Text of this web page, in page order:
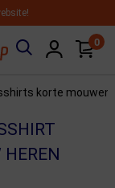
0
korte mouwen